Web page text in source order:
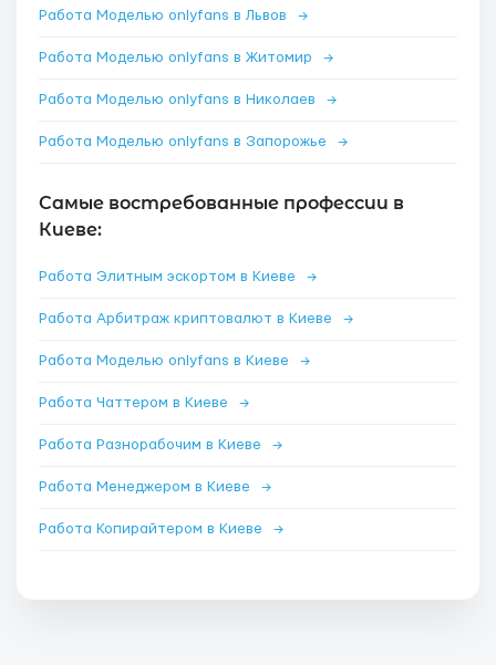
Работа Моделью onlyfans в Львов →
Работа Моделью onlyfans в Житомир →
Работа Моделью onlyfans в Николаев →
Работа Моделью onlyfans в Запорожье →
Самые востребованные профессии в
Киеве:
Работа Элитным эскортом в Киеве →
Работа Арбитраж криптовалют в Киеве →
Работа Моделью onlyfans в Киеве →
Работа Чаттером в Киеве →
Работа Разнорабочим в Киеве →
Работа Менеджером в Киеве →
Работа Копирайтером в Киеве →